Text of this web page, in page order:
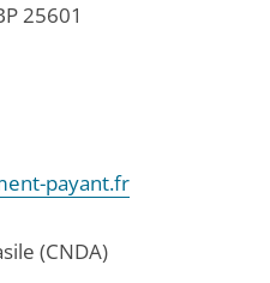
25601
payant.fr
(CNDA)